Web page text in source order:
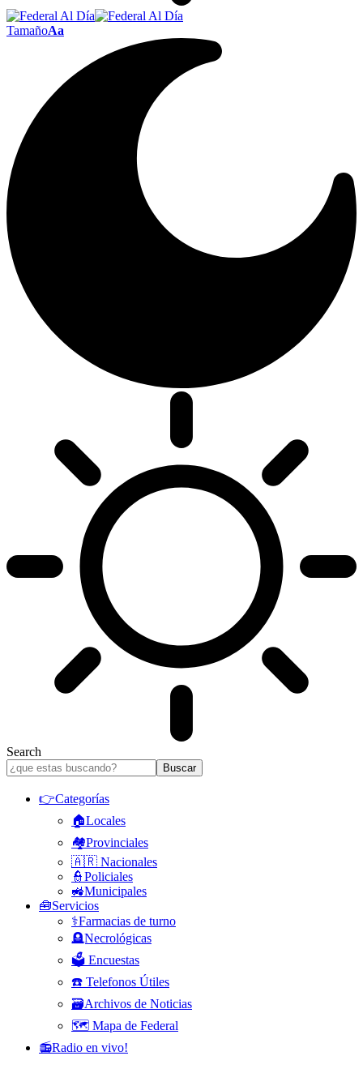
TamañoAa
Search
👉Categorías
🏠Locales
🏘️Provinciales
🇦🇷 Nacionales
👮Policiales
🚜Municipales
🧰Servicios
⚕️Farmacias de turno
🪦Necrológicas
🗳️ Encuestas
☎️ Telefonos Útiles
🗃️Archivos de Noticias
🗺️ Mapa de Federal
📻Radio en vivo!